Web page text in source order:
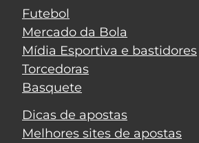
Futebol
Mercado da Bola
Mídia Esportiva e bastidores
Torcedoras
Basquete
Dicas de apostas
Melhores sites de apostas